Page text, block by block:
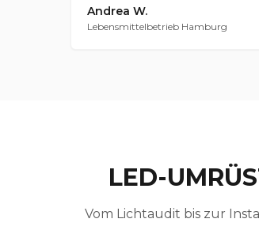
Andrea W.
Lebensmittelbetrieb Hamburg
LED-
Vom Lichtaudit bis zur